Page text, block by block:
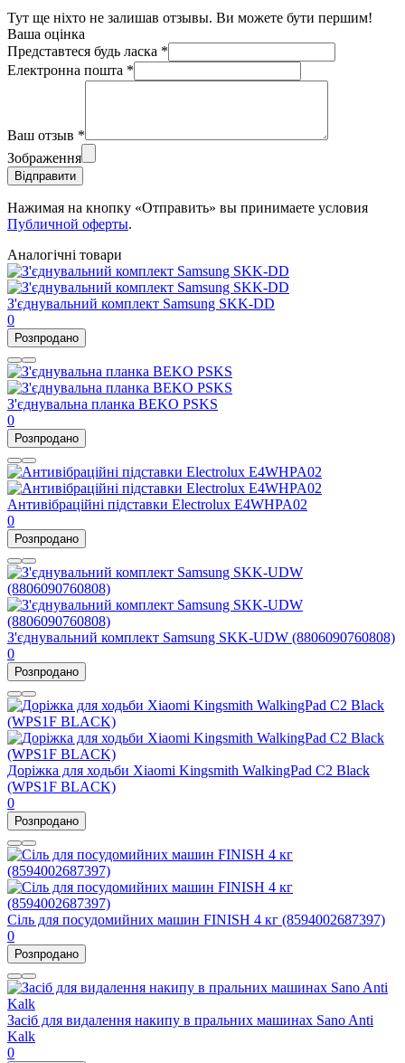
Тут ще ніхто не залишав отзывы. Ви можете бути першим!
Ваша оцінка
Представтеся будь ласка *
Електронна пошта *
Ваш отзыв *
Зображення
Відправити
Нажимая на кнопку «Отправить» вы принимаете условия
Публичной оферты.
Аналогічні товари
З'єднувальний комплект Samsung SKK-DD
0
Розпродано
З'єднувальна планка BEKO PSKS
0
Розпродано
Антивібраційні підставки Electrolux E4WHPA02
0
Розпродано
З'єднувальний комплект Samsung SKK-UDW (8806090760808)
0
Розпродано
Доріжка для ходьби Xiaomi Kingsmith WalkingPad С2 Black
(WPS1F BLACK)
0
Розпродано
Сіль для посудомийних машин FINISH 4 кг (8594002687397)
0
Розпродано
Засіб для видалення накипу в пральних машинах Sano Anti
Kalk
0